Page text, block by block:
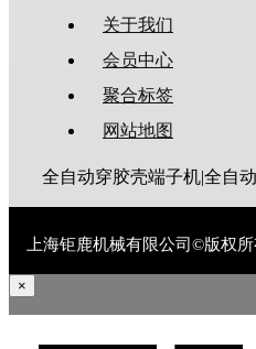
关于我们
会员中心
聚合标签
网站地图
上海钜鹿机械有限公司©版权
×